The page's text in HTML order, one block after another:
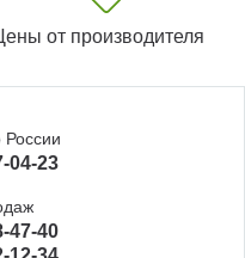
от производителя
России
04-23
47-40